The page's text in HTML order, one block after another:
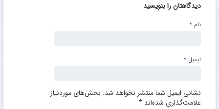
دیدگاهتان را بنویسید
نشانی ایمیل شما منتشر نخواهد شد. بخش‌های موردنیاز
علامت‌گذاری شده‌اند *
نام *
ایمیل *